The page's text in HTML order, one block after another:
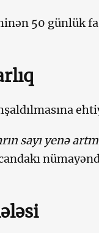
50 günlük
sayı yenə